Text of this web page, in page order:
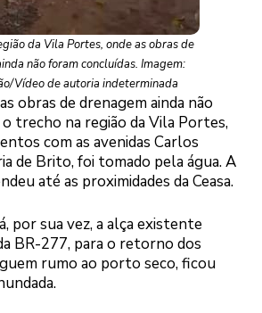
da Vila Portes, onde as obras de
não foram concluídas. Imagem:
Vídeo de autoria indeterminada
obras de drenagem ainda não
trecho na região da Vila Portes,
com as avenidas Carlos
de Brito, foi tomado pela água. A
até as proximidades da Ceasa.
por sua vez, a alça existente
BR-277, para o retorno dos
rumo ao porto seco, ficou